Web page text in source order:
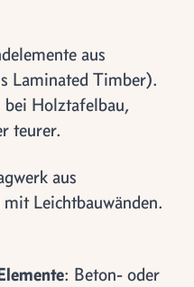
aus
Laminated Timber).
bei Holztafelbau,
teurer.
aus
Leichtbauwänden.
: Beton- oder